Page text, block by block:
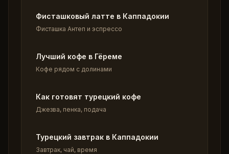
Фисташковый латте в Каппадокии
Фисташка Антеп и эспрессо
Лучший кофе в Гёреме
Кофе рядом с долинами
Как готовят турецкий кофе
Джезва, пенка, подача
Турецкий завтрак в Каппадокии
Завтрак, чай, время